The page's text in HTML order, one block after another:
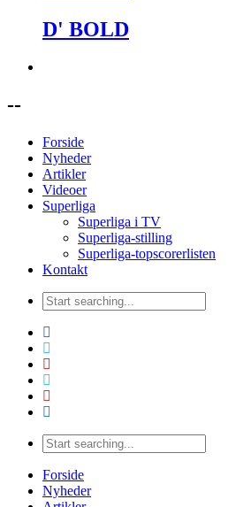
D' BOLD
--
Forside
Nyheder
Artikler
Videoer
Superliga
Superliga i TV
Superliga-stilling
Superliga-topscorerlisten
Kontakt
Forside
Nyheder